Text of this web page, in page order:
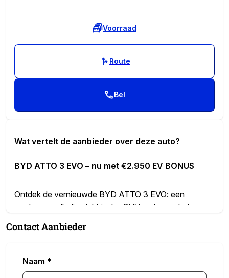
Voorraad
Route
Bel
Wat vertelt de aanbieder over deze auto?
BYD ATTO 3 EVO – nu met €2.950 EV BONUS
Ontdek de vernieuwde BYD ATTO 3 EVO: een
moderne, volledig elektrische SUV met een strak
profiteer je van€2.950 EV BONUS
Contact Aanbieder
Naam *